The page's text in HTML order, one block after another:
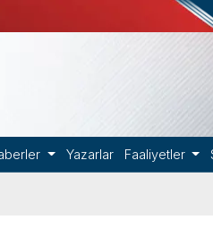
Yazarlar Faaliyetler